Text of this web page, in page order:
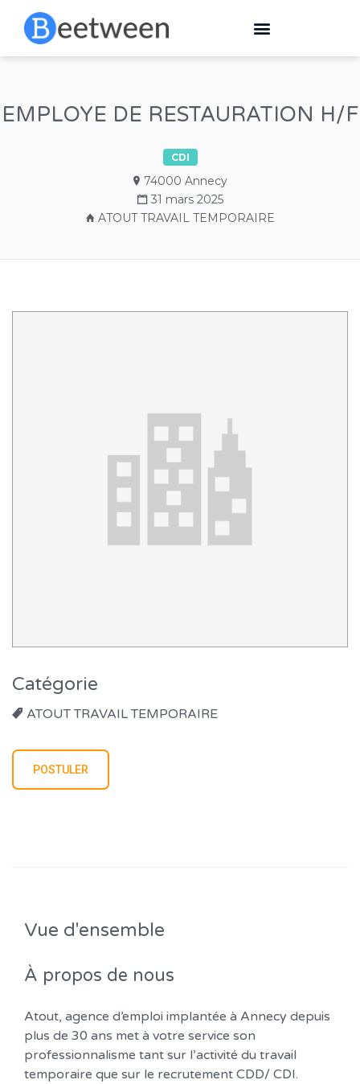
EMPLOYE DE RESTAURATION H/F
CDI
74000 Annecy
31 mars 2025
ATOUT TRAVAIL TEMPORAIRE
Catégorie
ATOUT TRAVAIL TEMPORAIRE
Vue d'ensemble
À propos de nous
Atout, agence d’emploi implantée à Annecy depuis
plus de 30 ans met à votre service son
professionnalisme tant sur l’activité du travail
temporaire que sur le recrutement CDD/ CDI.